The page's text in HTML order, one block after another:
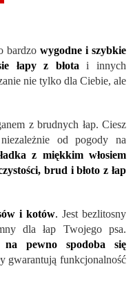
bardzo wygodne i szybkie
łapy z błota i innych
nie tylko dla Ciebie, ale
z brudnych łap. Ciesz
od pogody na
z miękkim włosiem
brud i błoto z łap
i kotów. Jest bezlitosny
dla łap Twojego psa.
na pewno spodoba się
gwarantują funkcjonalność